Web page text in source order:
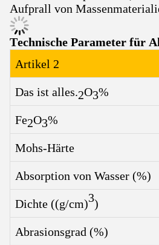
Aufprall von
Technische Parameter für
Artikel 2
Das ist alles.2O3%
Fe2O3%
Mohs-Härte
Absorption von Wasser (%)
Dichte ((g/cm)3)
Abrasionsgrad (%)